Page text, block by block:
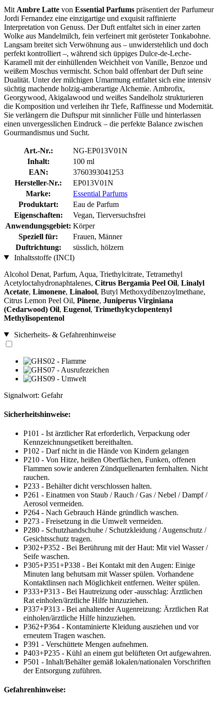
Mit Ambre Latte von Essential Parfums präsentiert der Parfumeur
Jordi Fernandez eine einzigartige und exquisit raffinierte
Interpretation von Genuss. Der Duft entfaltet sich in einer zarten
Wolke aus Mandelmilch, fein verfeinert mit gerösteter Tonkabohne.
Langsam breitet sich Verwöhnung aus – unwiderstehlich und doch
perfekt kontrolliert –, während sich üppiges Dulce-de-Leche-
Karamell mit der einhüllenden Weichheit von Vanille, Benzoe und
weißem Moschus vermischt. Schon bald offenbart der Duft seine
Dualität. Unter der milchigen Umarmung entfaltet sich eine intensiv
süchtig machende holzig-amberartige Alchemie. Ambrofix,
Georgywood, Akigalawood und weißes Sandelholz strukturieren
die Komposition und verleihen ihr Tiefe, Raffinesse und Modernität.
Sie verlängern die Duftspur mit sinnlicher Fülle und hinterlassen
einen unvergesslichen Eindruck – die perfekte Balance zwischen
Gourmandismus und Sucht.
Art.-Nr.:
NG-EP013V01N
Inhalt:
100 ml
EAN:
3760393041253
Hersteller-Nr.:
EP013V01N
Marke:
Essential Parfums
Produktart:
Eau de Parfum
Eigenschaften:
Vegan, Tierversuchsfrei
Anwendungsgebiet: Körper
Speziell für:
Frauen, Männer
Duftrichtung:
süsslich, hölzern
Inhaltsstoffe (INCI)
Alcohol Denat, Parfum, Aqua, Triethylcitrate, Tetramethyl
Acetyloctahydronaphtalenes, Citrus Bergamia Peel Oil, Linalyl
Acetate, Limonene, Linalool, Butyl Methoxydibenzoylmethane,
Citrus Lemon Peel Oil, Pinene, Juniperus Virginiana
(Cedarwood) Oil, Eugenol, Trimethylcyclopentenyl
Methylisopentenol
Sicherheits- & Gefahrenhinweise
Signalwort: Gefahr
Sicherheitshinweise:
P101 - Ist ärztlicher Rat erforderlich, Verpackung oder
Kennzeichnungsetikett bereithalten.
P102 - Darf nicht in die Hände von Kindern gelangen
P210 - Von Hitze, heißen Oberflächen, Funken, offenen
Flammen sowie anderen Zündquellenarten fernhalten. Nicht
rauchen.
P233 - Behälter dicht verschlossen halten.
P261 - Einatmen von Staub / Rauch / Gas / Nebel / Dampf /
Aerosol vermeiden.
P264 - Nach Gebrauch Hände gründlich waschen.
P273 - Freisetzung in die Umwelt vermeiden.
P280 - Schutzhandschuhe / Schutzkleidung / Augenschutz /
Gesichtsschutz tragen.
P302+P352 - Bei Berührung mit der Haut: Mit viel Wasser /
Seife waschen.
P305+P351+P338 - Bei Kontakt mit den Augen: Einige
Minuten lang behutsam mit Wasser spülen. Vorhandene
Kontaktlinsen nach Möglichkeit entfernen. Weiter spülen.
P333+P313 - Bei Hautreizung oder -ausschlag: Ärztlichen
Rat einholen/ärztliche Hilfe hinzuziehen.
P337+P313 - Bei anhaltender Augenreizung: Ärztlichen Rat
einholen/ärztliche Hilfe hinzuziehen.
P362+P364 - Kontaminierte Kleidung ausziehen und vor
erneutem Tragen waschen.
P391 - Verschüttete Mengen aufnehmen.
P403+P235 - Kühl an einem gut belüfteten Ort aufgewahren.
P501 - Inhalt/Behälter gemäß lokalen/nationalen Vorschriften
der Entsorgung zuführen.
Gefahrenhinweise: